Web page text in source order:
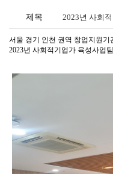
제목 2023년 사회